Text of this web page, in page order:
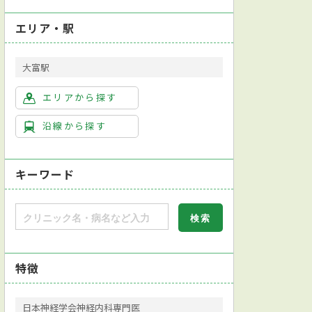
エリア・駅
大富駅
エリアから探す
沿線から探す
キーワード
特徴
日本神経学会神経内科専門医